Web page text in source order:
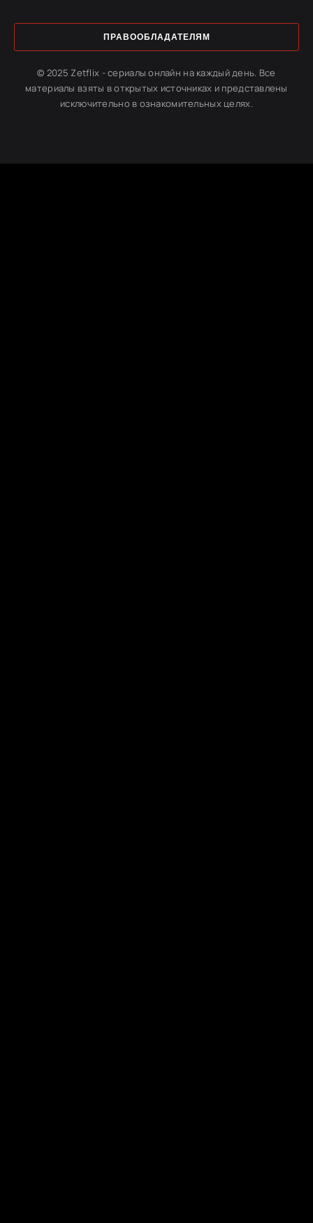
ПРАВООБЛАДАТЕЛЯМ
© 2025 Zetflix - сериалы онлайн на каждый день. Все
материалы взяты в открытых источниках и представлены
исключительно в ознакомительных целях.